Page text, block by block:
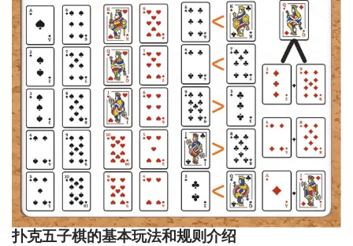
扑克五子棋的基本玩法和规则介绍